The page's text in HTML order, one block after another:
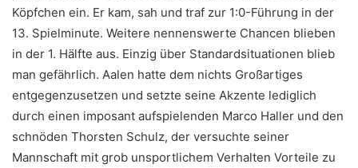
Köpfchen ein. Er kam, sah und traf zur 1:0-Führung in der
13. Spielminute. Weitere nennenswerte Chancen blieben
in der 1. Hälfte aus. Einzig über Standardsituationen blieb
man gefährlich. Aalen hatte dem nichts Großartiges
entgegenzusetzen und setzte seine Akzente lediglich
durch einen imposant aufspielenden Marco Haller und den
schnöden Thorsten Schulz, der versuchte seiner
Mannschaft mit grob unsportlichem Verhalten Vorteile zu